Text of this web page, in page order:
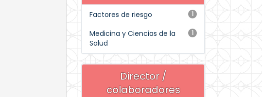
1
Factores de riesgo
1
Medicina y Ciencias de la
Salud
Director /
colaboradores